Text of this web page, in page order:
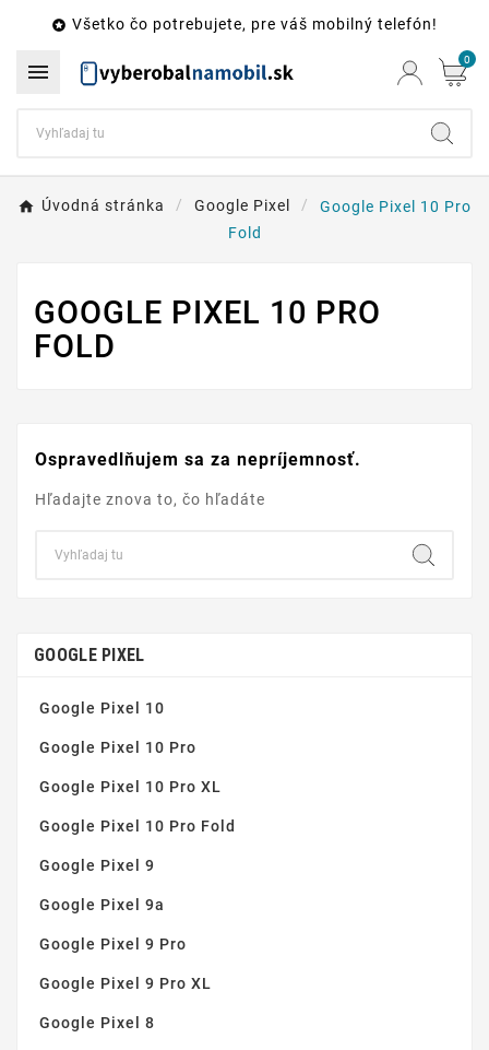
 Všetko čo potrebujete, pre váš mobilný telefón!
 0
Úvodná stránka Google Pixel
Google Pixel 10 Pro
Fold
GOOGLE PIXEL 10 PRO
FOLD
Ospravedlňujem sa za nepríjemnosť.
Hľadajte znova to, čo hľadáte
GOOGLE PIXEL
Google Pixel 10
Google Pixel 10 Pro
Google Pixel 10 Pro XL
Google Pixel 10 Pro Fold
Google Pixel 9
Google Pixel 9a
Google Pixel 9 Pro
Google Pixel 9 Pro XL
Google Pixel 8